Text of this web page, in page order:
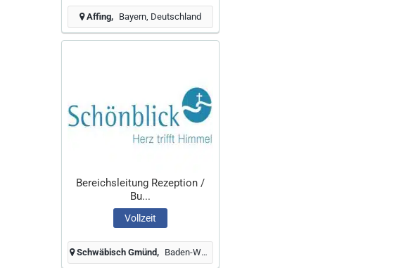
Affing Bayern, Deutschland
Bereichsleitung Rezeption /
Bu...
Vollzeit
Schwäbisch Gmünd Baden-Württemberg, Deutschland